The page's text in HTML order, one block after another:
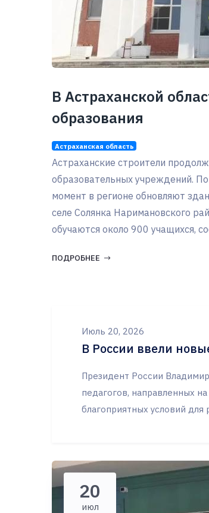
В Астраханской
образования
Астраханская область
Астраханские строители
образовательных учреждений.
момент в регионе обновляют
селе Солянка Наримановского
обучаются около 900 учащихся,
ПОДРОБНЕЕ
Июль 20, 2026
В России ввели
Президент России
педагогов, направленных
благоприятных условий для
20
июл